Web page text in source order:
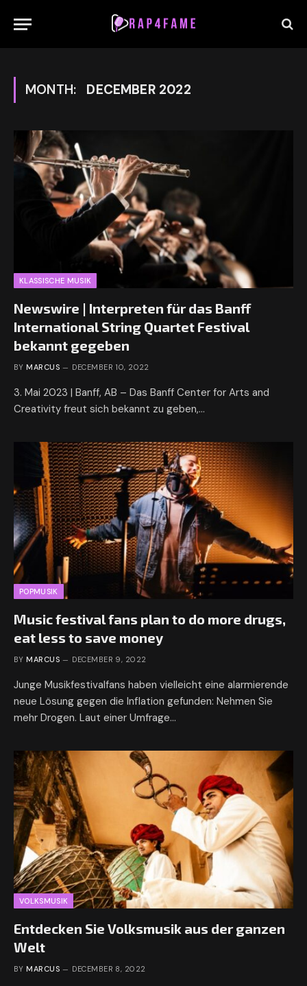
MONTH: DECEMBER 2022
KLASSISCHE MUSIK
Newswire | Interpreten für das Banff
International String Quartet Festival
bekannt gegeben
BY MARCUS DECEMBER 10, 2022
3. Mai 2023 | Banff, AB – Das Banff Center for Arts and
Creativity freut sich bekannt zu geben,…
POPMUSIK
Music festival fans plan to do more drugs,
eat less to save money
BY MARCUS DECEMBER 9, 2022
Junge Musikfestivalfans haben vielleicht eine alarmierende
neue Lösung gegen die Inflation gefunden: Nehmen Sie
mehr Drogen. Laut einer Umfrage…
VOLKSMUSIK
Entdecken Sie Volksmusik aus der ganzen
Welt
BY MARCUS DECEMBER 8, 2022